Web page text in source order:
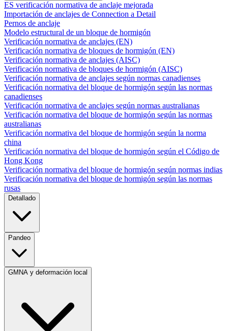
ES verificación normativa de anclaje mejorada
Importación de anclajes de Connection a Detail
Pernos de anclaje
Modelo estructural de un bloque de hormigón
Verificación normativa de anclajes (EN)
Verificación normativa de bloques de hormigón (EN)
Verificación normativa de anclajes (AISC)
Verificación normativa de bloques de hormigón (AISC)
Verificación normativa de anclajes según normas canadienses
Verificación normativa del bloque de hormigón según las normas
canadienses
Verificación normativa de anclajes según normas australianas
Verificación normativa del bloque de hormigón según las normas
australianas
Verificación normativa del bloque de hormigón según la norma
china
Verificación normativa del bloque de hormigón según el Código de
Hong Kong
Verificación normativa del bloque de hormigón según normas indias
Verificación normativa del bloque de hormigón según las normas
rusas
Detallado
Pandeo
GMNA y deformación local